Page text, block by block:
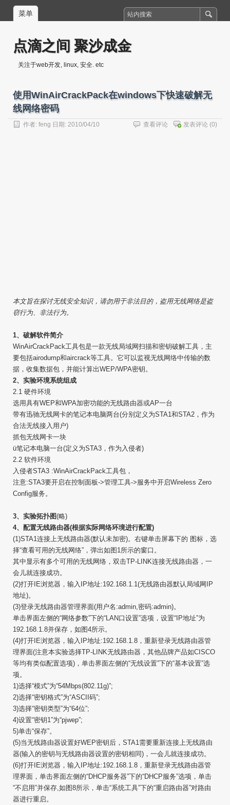
菜单
点滴之间 聚沙成金
关注于web开发, linux, 安全. etc
使用WinAirCrackPack在windows下快速破解无
线网络密码
作者: feng 日期: 2010/04/10 发表评论 (0)
查看评论
本文旨在探讨无线安全知识，请勿用于非法目的，盗用无线网络是盗
窃行为、非法行为。
1、破解软件简介
WinAirCrackPack工具包是一款无线局域网扫描和密钥破解工具，主
要包括airodump和aircrack等工具。它可以监视无线网络中传输的数
据，收集数据包，并能计算出WEP/WPA密钥。
2、实验环境系统组成
2.1 硬件环境
选用具有WEP和WPA加密功能的无线路由器或AP一台
带有迅驰无线网卡的笔记本电脑两台(分别定义为STA1和STA2，作为
合法无线接入用户)
抓包无线网卡一块
ü笔记本电脑一台(定义为STA3，作为入侵者)
2.2 软件环境
入侵者STA3 :WinAirCrackPack工具包，
注意:STA3要开启在控制面板->管理工具->服务中开启Wireless Zero
Config服务。
3、实验拓扑图(略)
4、配置无线路由器(根据实际网络环境进行配置)
(1)STA1连接上无线路由器(默认未加密)。右键单击屏幕下的 图标，选
择“查看可用的无线网络”，弹出如图1所示的窗口。
其中显示有多个可用的无线网络，双击TP-LINK连接无线路由器，一
会儿就连接成功。
(2)打开IE浏览器，输入IP地址:192.168.1.1(无线路由器默认局域网IP
地址)。
(3)登录无线路由器管理界面(用户名:admin,密码:admin)。
单击界面左侧的“网络参数”下的“LAN口设置”选项，设置“IP地址”为
192.168.1.8并保存，如图4所示。
(4)打开IE浏览器，输入IP地址:192.168.1.8，重新登录无线路由器管
理界面(注意本实验选择TP-LINK无线路由器，其他品牌产品如CISCO
等均有类似配置选项)，单击界面左侧的“无线设置”下的“基本设置”选
项。
1)选择“模式”为“54Mbps(802.11g)”;
2)选择“密钥格式”为“ASCII码”;
3)选择“密钥类型”为“64位”;
4)设置“密钥1”为“pjwep”;
5)单击“保存”。
(5)当无线路由器设置好WEP密钥后，STA1需要重新连接上无线路由
器(输入的密钥与无线路由器设置的密钥相同)，一会儿就连接成功。
(6)打开IE浏览器，输入IP地址:192.168.1.8，重新登录无线路由器管
理界面，单击界面左侧的“DHCP服务器”下的“DHCP服务”选项，单击
“不启用”并保存,如图8所示，单击“系统工具”下的“重启路由器”对路由
器进行重启。